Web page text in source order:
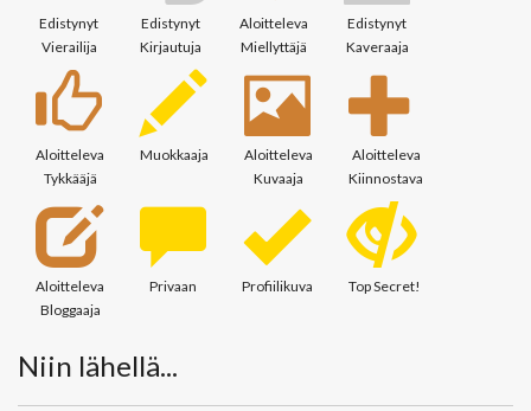
Edistynyt
Vierailija
Edistynyt
Kirjautuja
Aloitteleva
Miellyttäjä
Edistynyt
Kaveraaja
Aloitteleva
Tykkääjä
Muokkaaja
Aloitteleva
Kuvaaja
Aloitteleva
Kiinnostava
Aloitteleva
Bloggaaja
Privaan Profiilikuva Top Secret!
Niin lähellä...